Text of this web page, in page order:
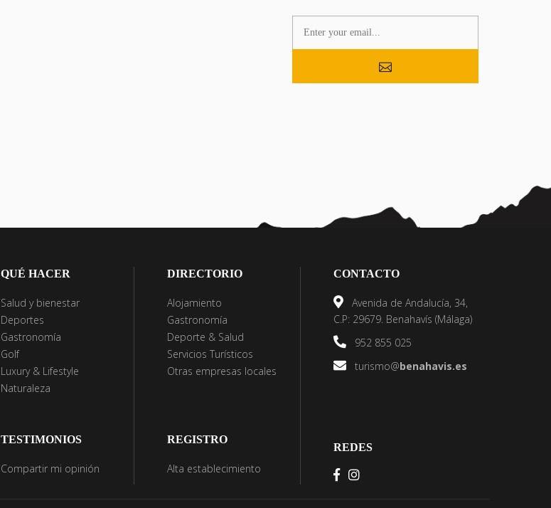
QUÉ HACER
Salud y bienestar
Deportes
Gastronomía
Golf
Luxury & Lifestyle
Naturaleza
TESTIMONIOS
Compartir mi opinión
DIRECTORIO
Alojamiento
Gastronomía
Deporte & Salud
Servicios Turísticos
Otras empresas locales
REGISTRO
Alta establecimiento
CONTACTO
Avenida de Andalucía, 34,
C.P: 29679. Benahavís (Málaga)
952 855 025
turismo@benahavis.es
REDES